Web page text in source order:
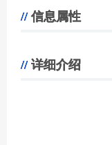
信息属性
详细介绍